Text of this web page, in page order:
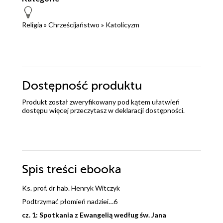
Religia » Chrześcijaństwo » Katolicyzm
Dostępność produktu
Produkt został zweryfikowany pod kątem ułatwień
dostępu więcej przeczytasz wdeklaracji dostępności.
Spis treści ebooka
Ks. prof. dr hab. Henryk Witczyk
Podtrzymać płomień nadziei…6
cz. 1: Spotkania z Ewangelią według św. Jana